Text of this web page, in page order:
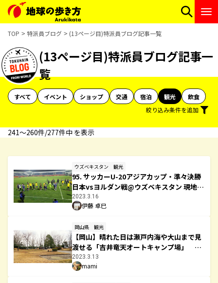
TOP 特派員ブログ (13ページ目)特派員ブログ記事一覧
(13ページ目)特派員ブログ記事一
覧
すべて イベント ショップ 交通 宿泊 観光
飲食
絞り込み条件を追加
241〜260件/277件中 を表示
ウズベキスタン 観光
95. サッカーU-20アジアカップ・準々決勝
日本vsヨルダン戦@ウズベキスタン 現地観
戦レポート
2023.3.16
伊藤 卓巳
岡山県 観光
【岡山】晴れた日は瀬戸内海や大山まで見
渡せる「吉井竜天オートキャンプ場」 ～
赤磐市旧吉井町～
2023.3.13
mami